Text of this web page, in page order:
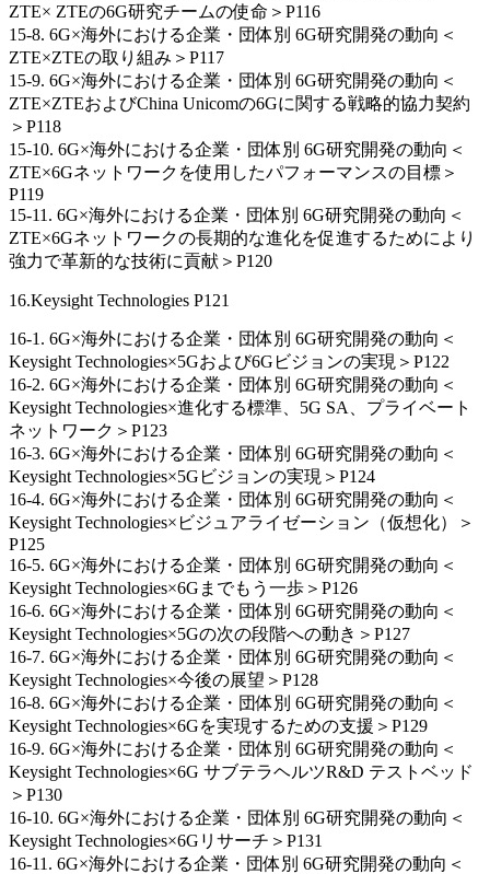
ZTE× ZTEの6G研究チームの使命＞P116
15-8. 6G×海外における企業・団体別 6G研究開発の動向＜
ZTE×ZTEの取り組み＞P117
15-9. 6G×海外における企業・団体別 6G研究開発の動向＜
ZTE×ZTEおよびChina Unicomの6Gに関する戦略的協力契約
＞P118
15-10. 6G×海外における企業・団体別 6G研究開発の動向＜
ZTE×6Gネットワークを使用したパフォーマンスの目標＞
P119
15-11. 6G×海外における企業・団体別 6G研究開発の動向＜
ZTE×6Gネットワークの長期的な進化を促進するためにより
強力で革新的な技術に貢献＞P120
16.Keysight Technologies P121
16-1. 6G×海外における企業・団体別 6G研究開発の動向＜
Keysight Technologies×5Gおよび6Gビジョンの実現＞P122
16-2. 6G×海外における企業・団体別 6G研究開発の動向＜
Keysight Technologies×進化する標準、5G SA、プライベート
ネットワーク＞P123
16-3. 6G×海外における企業・団体別 6G研究開発の動向＜
Keysight Technologies×5Gビジョンの実現＞P124
16-4. 6G×海外における企業・団体別 6G研究開発の動向＜
Keysight Technologies×ビジュアライゼーション（仮想化）＞
P125
16-5. 6G×海外における企業・団体別 6G研究開発の動向＜
Keysight Technologies×6Gまでもう一歩＞P126
16-6. 6G×海外における企業・団体別 6G研究開発の動向＜
Keysight Technologies×5Gの次の段階への動き＞P127
16-7. 6G×海外における企業・団体別 6G研究開発の動向＜
Keysight Technologies×今後の展望＞P128
16-8. 6G×海外における企業・団体別 6G研究開発の動向＜
Keysight Technologies×6Gを実現するための支援＞P129
16-9. 6G×海外における企業・団体別 6G研究開発の動向＜
Keysight Technologies×6G サブテラヘルツR&D テストベッド
＞P130
16-10. 6G×海外における企業・団体別 6G研究開発の動向＜
Keysight Technologies×6Gリサーチ＞P131
16-11. 6G×海外における企業・団体別 6G研究開発の動向＜